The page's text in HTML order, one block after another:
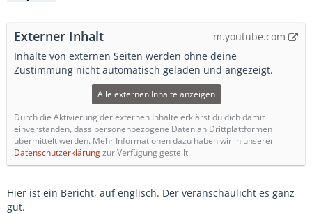
Externer Inhalt
m.youtube.com
Inhalte von externen Seiten werden ohne deine
Zustimmung nicht automatisch geladen und angezeigt.
Alle externen Inhalte anzeigen
Durch die Aktivierung der externen Inhalte erklärst du dich damit
einverstanden, dass personenbezogene Daten an Drittplattformen
übermittelt werden. Mehr Informationen dazu haben wir in unserer
Datenschutzerklärungzur Verfügung gestellt.
Hier ist ein Bericht, auf englisch. Der veranschaulicht es ganz
gut.